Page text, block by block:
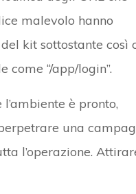
malevolo hanno
kit sottostante così
“/app/login”.
è pronto,
una
l’operazione.